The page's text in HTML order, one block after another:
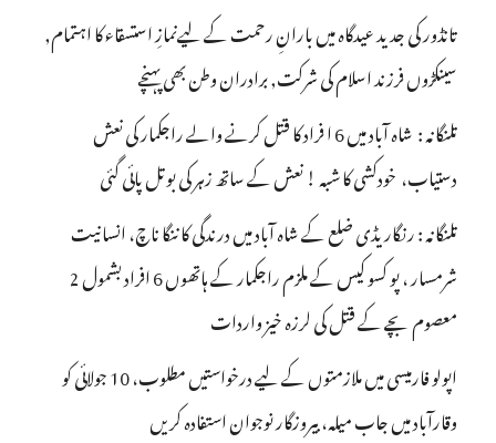
تانڈور کی جدید عیدگاہ میں بارانِ رحمت کے لیےنمازِ استسقاء کا اہتمام,
سینکڑوں فرزند اسلام کی شرکت, برادران وطن بھی پہنچے
تلنگانہ : شاہ آباد میں 6 ا فراد کا قتل کرنے والے راجکمار کی نعش
دستیاب، خودکشی کا شبہ ! نعش کے ساتھ زہر کی بوتل پائی گئی
تلنگانہ : رنگاریڈی ضلع کے شاہ آباد میں درندگی کا ننگا ناچ، انسانیت
شرمسار ، پو کسو کیس کے ملزم راجکمار کے ہاتھوں 6 افراد بشمول 2
معصوم بچے کے قتل کی لرزہ خیز واردات
اپولو فارمیسی میں ملازمتوں کے لیے درخواستیں مطلوب، 10 جولائی کو
وقارآباد میں جاب میلہ، بیروزگار نوجوان استفادہ کریں